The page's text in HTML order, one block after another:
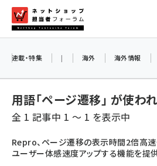
ン
ネットショップ
yahoo (1901)
連載・特集 | 海外 海外情報
用語「ページ遷移」 が使わ
全 1 記事中 1 ～ 1 を表示中
Repro、ページ遷移の表示時間2倍高
ユーザー体感速度アップする機能を提